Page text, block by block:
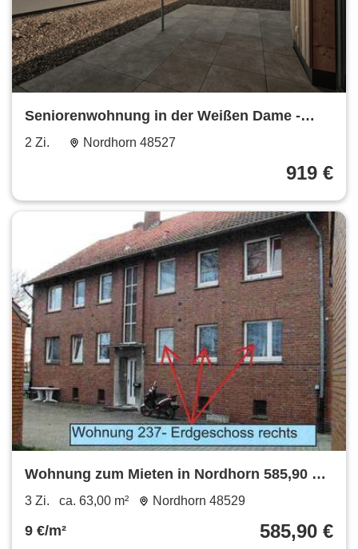
Seniorenwohnung in der Weißen Dame -
Betreutes Wohnen
2 Zi. Nordhorn 48527
919 €
Wohnung zum Mieten in Nordhorn 585,90 €
63 m²
3 Zi. ca. 63,00 m² Nordhorn 48529
9 €/m² 585,90 €